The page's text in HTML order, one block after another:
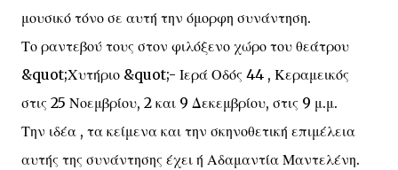
μουσικό τόνο σε αυτή την όμορφη συνάντηση.
Το ραντεβού τους στον φιλόξενο χώρο του θεάτρου
&quot;Χυτήριο &quot;- Ιερά Οδός 44 , Κεραμεικός
στις 25 Νοεμβρίου, 2 και 9 Δεκεμβρίου, στις 9 μ.μ.
Την ιδέα , τα κείμενα και την σκηνοθετική επιμέλεια
αυτής της συνάντησης έχει ή Αδαμαντία Μαντελένη.